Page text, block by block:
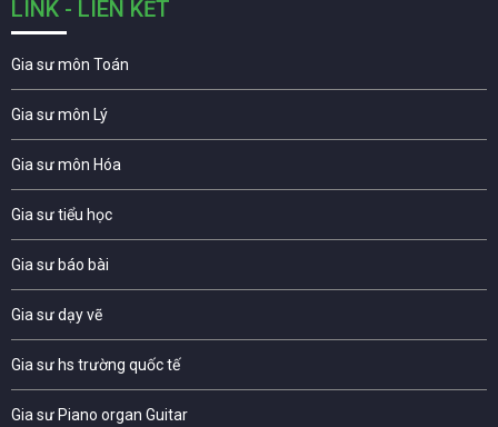
LINK - LIÊN KẾT
Gia sư môn Toán
Gia sư môn Lý
Gia sư môn Hóa
Gia sư tiểu học
Gia sư báo bài
Gia sư dạy vẽ
Gia sư hs trường quốc tế
Gia sư Piano organ Guitar